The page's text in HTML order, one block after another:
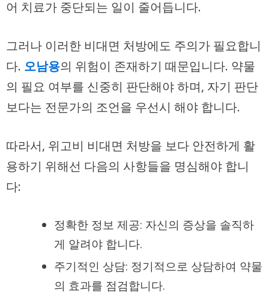
어 치료가 중단되는 일이 줄어듭니다.
그러나 이러한 비대면 처방에도 주의가 필요합니
다. 오남용의 위험이 존재하기 때문입니다. 약물
의 필요 여부를 신중히 판단해야 하며, 자기 판단
보다는 전문가의 조언을 우선시 해야 합니다.
따라서, 위고비 비대면 처방을 보다 안전하게 활
용하기 위해선 다음의 사항들을 명심해야 합니
다:
정확한 정보 제공: 자신의 증상을 솔직하
게 알려야 합니다.
주기적인 상담: 정기적으로 상담하여 약물
의 효과를 점검합니다.